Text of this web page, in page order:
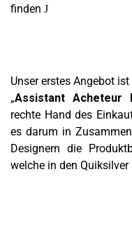
finden J
Unser erstes Angebot
„Assistant Acheteur
rechte Hand des
es darum in
Designern die
welche in den